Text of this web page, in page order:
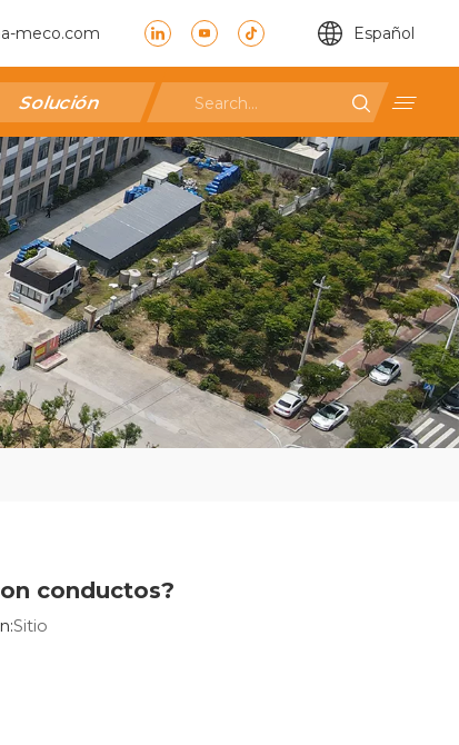
meco.com Español
Solución
conductos?
Sitio